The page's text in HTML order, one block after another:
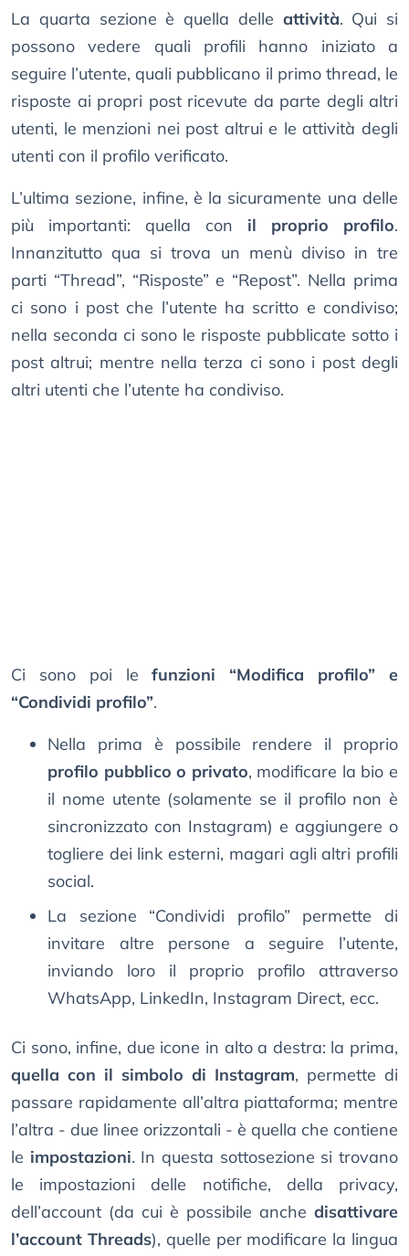
La quarta sezione è quella delle attività. Qui si
possono vedere quali profili hanno iniziato a
seguire l’utente, quali pubblicano il primo thread, le
risposte ai propri post ricevute da parte degli altri
utenti, le menzioni nei post altrui e le attività degli
utenti con il profilo verificato.
L’ultima sezione, infine, è la sicuramente una delle
più importanti: quella con il proprio profilo.
Innanzitutto qua si trova un menù diviso in tre
parti “Thread”, “Risposte” e “Repost”. Nella prima
ci sono i post che l’utente ha scritto e condiviso;
nella seconda ci sono le risposte pubblicate sotto i
post altrui; mentre nella terza ci sono i post degli
altri utenti che l’utente ha condiviso.
Ci sono poi lefunzioni “Modifica profilo” e
“Condividi profilo”.
Nella prima è possibile rendere il proprio
profilo pubblico o privato, modificare la bio e
il nome utente (solamente se il profilo non è
sincronizzato con Instagram) e aggiungere o
togliere dei link esterni, magari agli altri profili
social.
La sezione “Condividi profilo” permette di
invitare altre persone a seguire l’utente,
inviando loro il proprio profilo attraverso
WhatsApp, LinkedIn, Instagram Direct, ecc.
Ci sono, infine, due icone in alto a destra: la prima,
quella con il simbolo di Instagram, permette di
passare rapidamente all’altra piattaforma; mentre
l’altra - due linee orizzontali - è quella che contiene
le impostazioni. In questa sottosezione si trovano
le impostazioni delle notifiche, della privacy,
dell’account (da cui è possibile anche disattivare
l’account Threads), quelle per modificare la lingua